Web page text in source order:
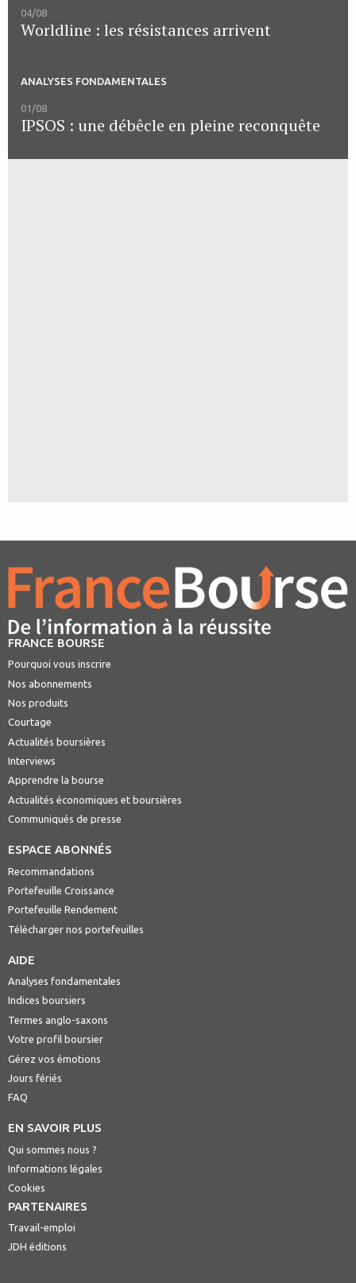
04/08
Worldline : les résistances arrivent
ANALYSES FONDAMENTALES
01/08
IPSOS : une débêcle en pleine reconquête
FRANCE BOURSE
Pourquoi vous inscrire
Nos abonnements
Nos produits
Courtage
Actualités boursières
Interviews
Apprendre la bourse
Actualités économiques et boursières
Communiqués de presse
ESPACE ABONNÉS
Recommandations
Portefeuille Croissance
Portefeuille Rendement
Télécharger nos portefeuilles
AIDE
Analyses fondamentales
Indices boursiers
Termes anglo-saxons
Votre profil boursier
Gérez vos émotions
Jours fériés
FAQ
EN SAVOIR PLUS
Qui sommes nous ?
Informations légales
Cookies
PARTENAIRES
Travail-emploi
JDH éditions